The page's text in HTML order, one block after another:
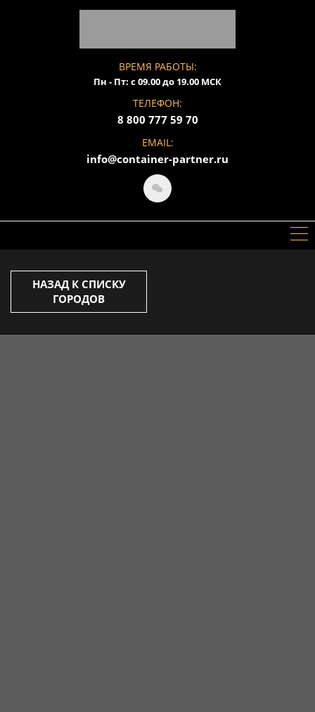
ВРЕМЯ РАБОТЫ:
Пн - Пт: с 09.00 до 19.00 МСК
ТЕЛЕФОН:
8 800 777 59 70
EMAIL:
info@container-partner.ru
НАЗАД К СПИСКУ
ГОРОДОВ